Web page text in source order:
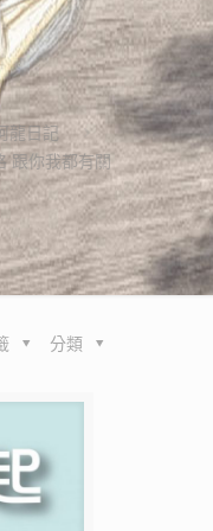
龍日記
跟你我都有關
分類